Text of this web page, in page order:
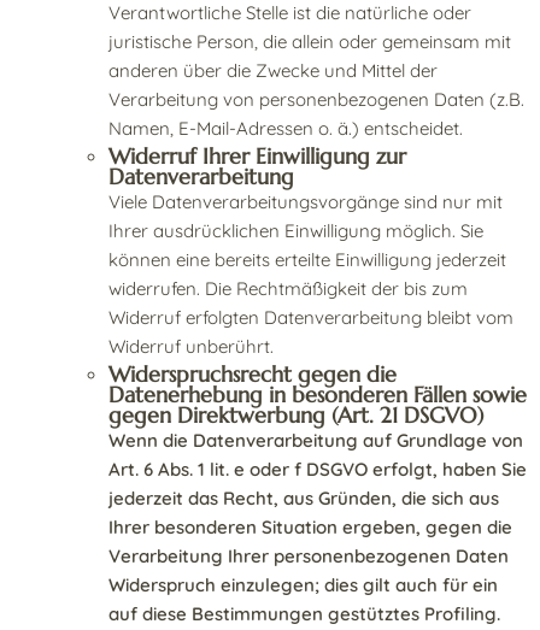
Verantwortliche Stelle ist die natürliche oder
juristische Person, die allein oder gemeinsam mit
anderen über die Zwecke und Mittel der
Verarbeitung von personenbezogenen Daten (z.B.
Namen, E-Mail-Adressen o. ä.) entscheidet.
Widerruf Ihrer Einwilligung zur
Datenverarbeitung
Viele Datenverarbeitungsvorgänge sind nur mit
Ihrer ausdrücklichen Einwilligung möglich. Sie
können eine bereits erteilte Einwilligung jederzeit
widerrufen. Die Rechtmäßigkeit der bis zum
Widerruf erfolgten Datenverarbeitung bleibt vom
Widerruf unberührt.
Widerspruchsrecht gegen die
Datenerhebung in besonderen Fällen sowie
gegen Direktwerbung (Art. 21 DSGVO)
Wenn die Datenverarbeitung auf Grundlage von
Art. 6 Abs. 1 lit. e oder f DSGVO erfolgt, haben Sie
jederzeit das Recht, aus Gründen, die sich aus
Ihrer besonderen Situation ergeben, gegen die
Verarbeitung Ihrer personenbezogenen Daten
Widerspruch einzulegen; dies gilt auch für ein
auf diese Bestimmungen gestütztes Profiling.